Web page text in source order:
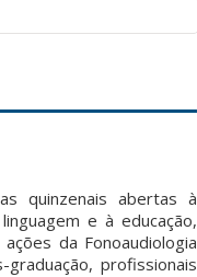
quinzenais abertas à
e à educação,
da Fonoaudiologia
profissionais